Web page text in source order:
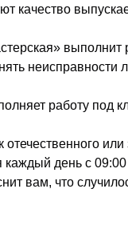
качество
выполнит
работу под
день с
вам, что